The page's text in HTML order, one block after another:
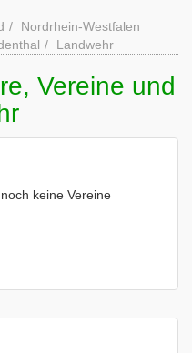
Nordrhein-Westfalen
Landwehr
Vereine und
keine Vereine